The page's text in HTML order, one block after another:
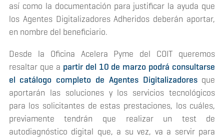
así como la documentación para justificar la ayuda que
los Agentes Digitalizadores Adheridos deberán aportar,
en nombre del beneficiario.
Desde la Oficina Acelera Pyme del COIT queremos
resaltar que a partir del 10 de marzo podrá consultarse
el catálogo completo de Agentes Digitalizadores que
aportarán las soluciones y los servicios tecnológicos
para los solicitantes de estas prestaciones, los cuáles,
previamente tendrán que realizar un test de
autodiagnóstico digital que, a su vez, va a servir para